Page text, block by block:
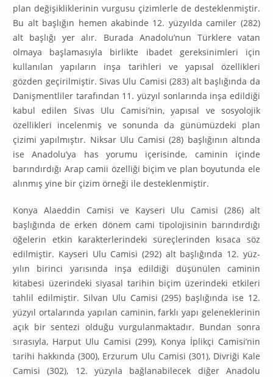
plan değişikliklerinin vurgusu çizimlerle de desteklenmiştir.
Bu alt başlığın hemen akabinde 12. yüzyılda camiler (282)
alt başlığı yer alır. Burada Anadolu’nun Türklere vatan
olmaya başlamasıyla bir­likte ibadet gereksinimleri için
kullanılan yapıların inşa tarihleri ve yapısal özellikleri
gözden geçirilmiştir. Sivas Ulu Camisi (283) alt başlığında da
Daniş­mentliler tarafından 11. yüzyıl sonlarında inşa edildiği
kabul edilen Sivas Ulu Camisi’nin, yapısal ve sosyolojik
özellikleri incelenmiş ve sonunda da günü­müzdeki plan
çizimi yapılmıştır. Niksar Ulu Camisi (28) başlığının altında
ise Anadolu’ya has yorumu içerisinde, caminin içinde
barındırdığı Arap camii özel­liği biçim ve plan boyutunda ele
alınmış yine bir çizim örneği ile destek­len­miştir.
Konya Alaeddin Camisi ve Kayseri Ulu Camisi (286) alt
başlığında de erken dönem cami tipolojisinin barındırdığı
öğelerin etkin karakterlerindeki süreç­le­rinden kısaca söz
edilmiştir. Kayseri Ulu Camisi (292) alt başlığında 12. yüz­
yılın birinci yarısında inşa edildiği düşünülen caminin
kitabesi üzerindeki siya­sal tarihin biçim üzerindeki etkileri
tahlil edilmiştir. Silvan Ulu Camisi (295) başlığında ise 12.
yüzyıl ortalarında yapılan caminin, farklı yapı geleneklerinin
açık bir sentezi olduğu vurgulanmaktadır. Bundan sonra
sırasıyla, Harput Ulu Camisi (299), Konya İplikçi Camisi’nin
tarihi hakkında (300), Erzurum Ulu Ca­misi (301), Divriği Kale
Camisi (302), 12. yüzyıla bağlanabilecek diğer Anadolu